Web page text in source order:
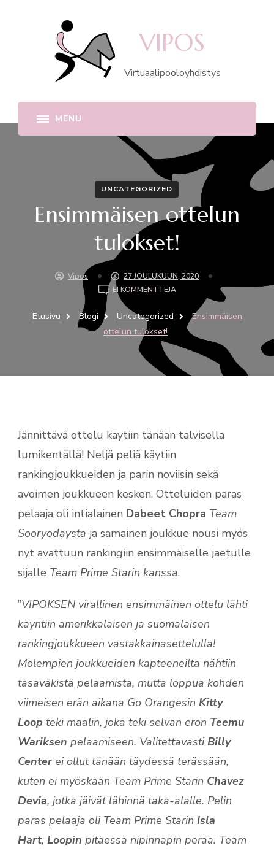
VIPOS
Virtuaalipooloyhdistys
UNCATEGORIZED
Ensimmäisen ottelun
tulokset!
Vipos
27 JOULUKUUN, 2020
EI KOMMENTTEJAON
ENSIMMÄISEN
OTTELUN
TULOKSET!
Etusivu Blogi Uncategorized
Ensimmäisen
ottelun tulokset!
Jännittävä ottelu käytiin tänään talvisella
lumikentällä! Neljä peliä käytiin
rankingjoukkueiden ja parin noviisin sekä
avoimen joukkueen kesken. Otteluiden paras
pelaaja oli intialainen Dabeet Chopra Team
Sooryodaysta ja samainen joukkue nousi myös
nyt avattuun rankingiin ensimmäiselle jaetulle
sijalle Team Prime Starin kanssa.
”VIPOKSEN virallinen ensimmäinen ottelu lähti
käyntiin amerikkalaisen ja suomalaisen
rankingjoukkueen vastakkainasettelulla!
Molempien joukkueiden kapteeneilta nähtiin
tasaväkistä pelaamista, mutta loppua kohden
viimeisen erän aikana Go Orangesin Kitty
Loop teki maalin, joka teki selvän eron Teemu
Wariksen pelaamiseen. ValitettavastiBilly
Centerei ollut tänään täydessä terässään,
kuten ei myöskään Team Prime Starin Chavez
Devia, jotka jäivät lähinnä taka-alalle. Pelin
paras pelaaja oli Team Prime Starin Isla
Hart, Loopin pitäessä nipinnapin perää. Team